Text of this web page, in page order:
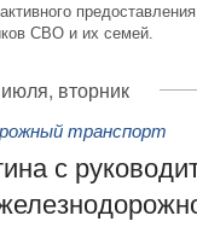
СВО и их семей.
вторник
транспорт
с